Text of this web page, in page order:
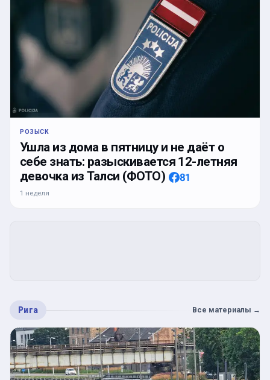
РОЗЫСК
Ушла из дома в пятницу и не даёт о
себе знать: разыскивается 12-летняя
девочка из Талси (ФОТО)
81
1 неделя
Рига Все материалы →